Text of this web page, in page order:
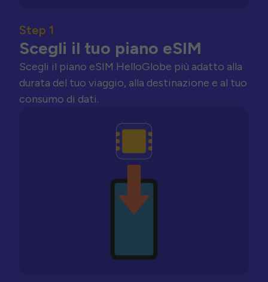
Step 1
Scegli il tuo piano eSIM
Scegli il piano eSIM HelloGlobe più adatto alla
durata del tuo viaggio, alla destinazione e al tuo
consumo di dati.